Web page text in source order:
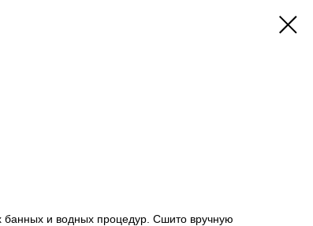
и водных процедур. Сшито вручную